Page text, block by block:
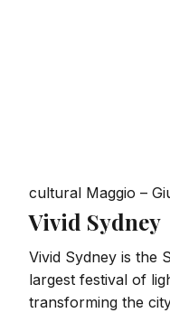
cultural Maggio –
Vivid Sydney
Vivid Sydney is the
largest festival of
transforming the